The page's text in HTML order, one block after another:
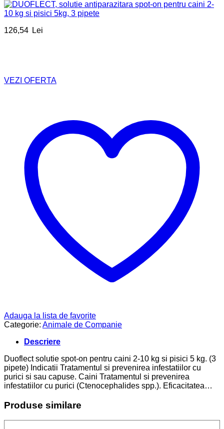
126,54 Lei
VEZI OFERTA
Adauga la lista de favorite
Categorie: Animale de Companie
Descriere
Duoflect solutie spot-on pentru caini 2-10 kg si pisici 5 kg. (3
pipete) Indicatii Tratamentul si prevenirea infestatiilor cu
purici si sau capuse. Caini Tratamentul si prevenirea
infestatiilor cu purici (Ctenocephalides spp.). Eficacitatea…
Produse similare